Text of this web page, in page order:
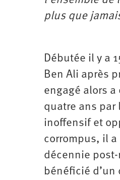
plus que
Débutée il y a
Ben Ali après
engagé alors
quatre ans par
inoffensif et
corrompus, il
décennie
bénéficié